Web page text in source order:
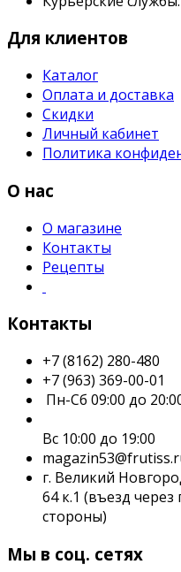
Для клиентов
Каталог
Оплата и доставка
Скидки
Личный кабинет
Политика
О нас
О магазине
Контакты
Рецепты
Контакты
+7 (8162) 280-480
+7 (963) 369-00-01
Пн-Сб 09:00 до
Вс 10:00 до 19:00
г. Великий
64 к.1 (въезд
стороны)
Мы в соц. сетях